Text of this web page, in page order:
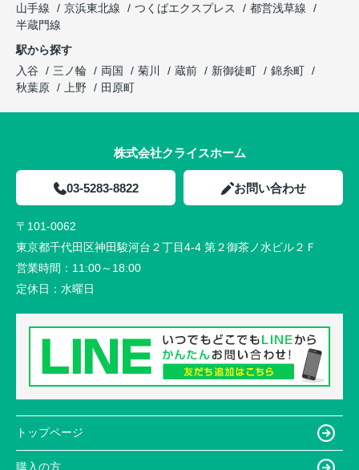
山手線
京浜東北線 つくばエクスプレス
都営浅草線
半蔵門線
駅から探す
入谷
三ノ輪 両国 菊川 蔵前 新御徒町
錦糸町
秋葉原
上野 田原町
株式会社クライスホーム
03-5283-8822 お問い合わせ
〒101-0062
東京都千代田区神田駿河台２丁目4-4 第２御茶ノ水ビル２Ｆ
営業時間： 11:00～18:00
定休日： 水曜日
トップページ
購入の方